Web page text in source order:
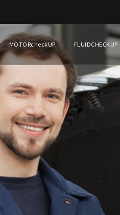
MOTORcheckUP FLUIDCHECKUP